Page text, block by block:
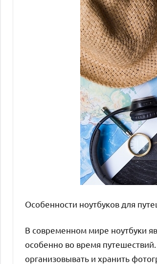
Особенности ноутбуков для
В современном мире ноутбуки
особенно во время
организовывать и хранить